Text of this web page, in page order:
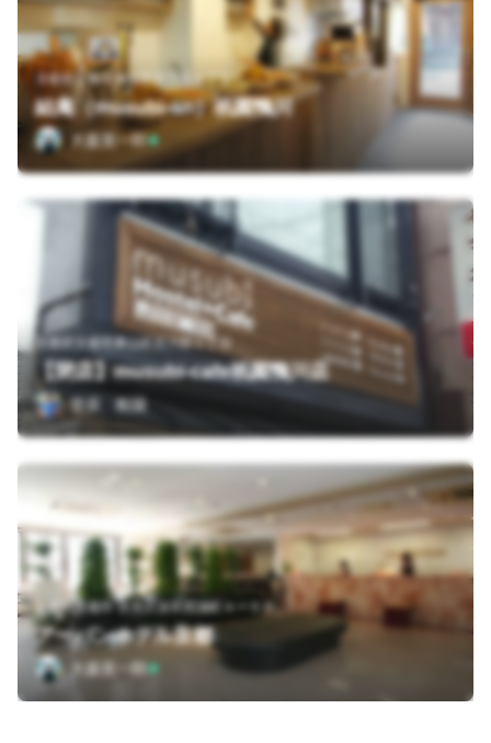
京都府京都市東山区宮川筋１丁目
結庵（musubi-an）祇園鴨川
大森英一郎
京都府京都市東山区宮川筋１丁目
【閉店】musubi-cafe祇園鴨川店
菅原 航陽
京都府京都市 伏見区深草西浦町４ー５９
アーバンホテル京都
大森英一郎